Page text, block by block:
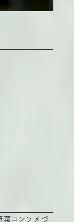
菜コンソメづ